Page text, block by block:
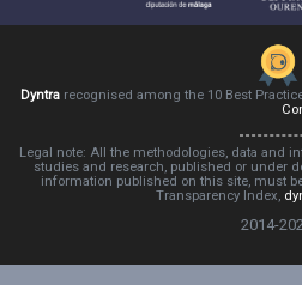
Dyntra recognised among the 10 Best
Legal note: All the methodologies, data and
studies and research, published or under
information published on this site, must
Transparency Index,
2014-